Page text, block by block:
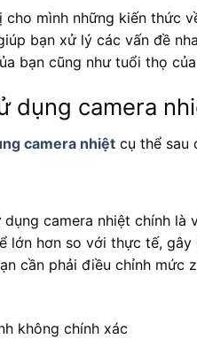
mình những kiến thức
bạn xử lý các vấn đề
bạn cũng như tuổi thọ
dụng camera
camera nhiệt cụ thể sau
camera nhiệt chính là
lớn hơn so với thực tế,
cần phải điều chỉnh mức